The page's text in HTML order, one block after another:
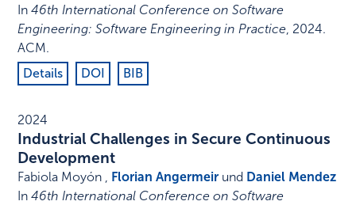
In46th International Conference on Software
Engineering: Software Engineering in Practice, 2024.
ACM.
Details
DOI BIB
2024
Industrial Challenges in Secure Continuous
Development
Fabiola Moyón , Florian Angermeir und Daniel Mendez
In46th International Conference on Software